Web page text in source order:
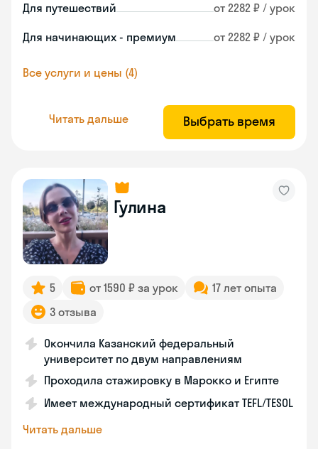
Для путешествий от 2282 ₽ / урок
Для начинающих - премиум от 2282 ₽ / урок
Все услуги и цены (4)
Читать дальше Выбрать время
Гулина
5 от 1590 ₽ за урок
17 лет опыта
3 отзыва
Окончила Казанский федеральный
университет по двум направлениям
Проходила стажировку в Марокко и Египте
Имеет международный сертификат TEFL/TESOL
Читать дальше